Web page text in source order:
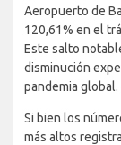
Aeropuerto de
120,61% en el
Este salto
disminución
pandemia global.
Si bien los
más altos